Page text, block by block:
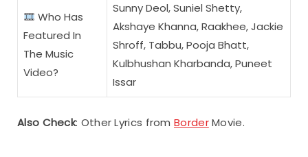
Who Has
Featured In
The Music
Video?
Sunny Deol, Suniel Shetty,
Akshaye Khanna, Raakhee, Jackie
Shroff, Tabbu, Pooja Bhatt,
Kulbhushan Kharbanda, Puneet
Issar
Also Check: Other Lyrics fromBorderMovie.